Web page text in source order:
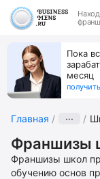
Пока
месяц
Главная ···
Франшизы
Франшизы школ
обучению основ